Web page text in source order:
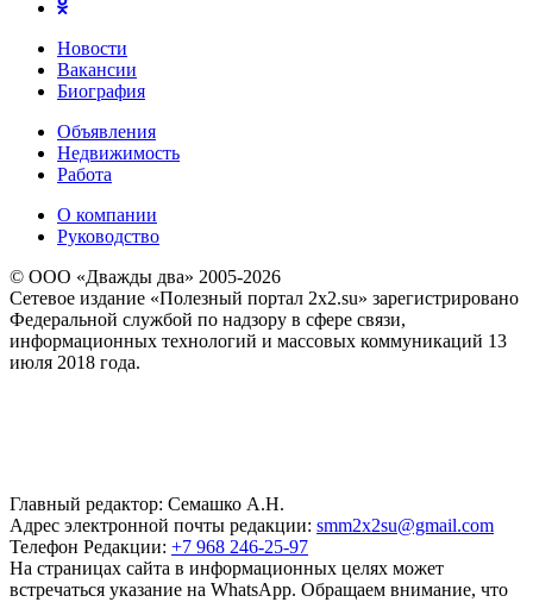
Новости
Вакансии
Биография
Объявления
Недвижимость
Работа
О компании
Руководство
© ООО «Дважды два» 2005-2026
Сетевое издание «Полезный портал 2x2.su» зарегистрировано
Федеральной службой по надзору в сфере связи,
информационных технологий и массовых коммуникаций 13
июля 2018 года.
Главный редактор: Семашко А.Н.
Адрес электронной почты редакции: smm2x2su@gmail.com
Телефон Редакции: +7 968 246-25-97
На страницах сайта в информационных целях может
встречаться указание на WhatsApp. Обращаем внимание, что